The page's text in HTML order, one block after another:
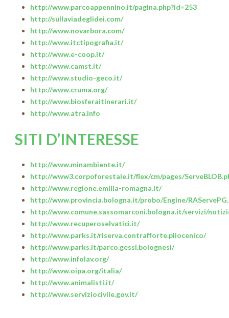
http://www.parcoappennino.it/pagina.php?id=253
http://sullaviadeglidei.com/
http://www.novarbora.com/
http://www.itctipografia.it/
http://www.e-coop.it/
http://www.camst.it/
http://www.studio-geco.it/
http://www.cruma.org/
http://www.biosferaitinerari.it/
http://www.atra.info
SITI D’INTERESSE
http://www.minambiente.it/
http://www3.corpoforestale.it/flex/cm/pages/
http://www.regione.emilia-romagna.it/
http://www.provincia.bologna.it/probo/Engine/
http://www.comune.sassomarconi.bologna.it/servizi/
http://www.recuperoselvatici.it/
http://www.parks.it/riserva.contrafforte.pliocenico/
http://www.parks.it/parco.gessi.bolognesi/
http://www.infolav.org/
http://www.oipa.org/italia/
http://www.animalisti.it/
http://www.serviziocivile.gov.it/